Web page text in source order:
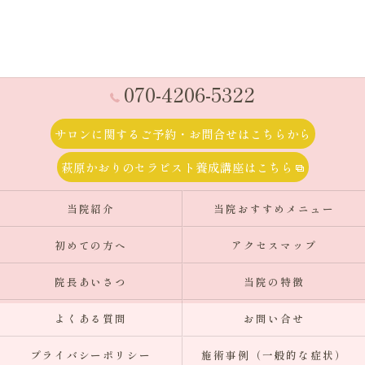
070-4206-5322
サロンに関するご予約・お問合せはこちらから
萩原かおりのセラピスト養成講座はこちら
当院紹介 当院おすすめメニュー
初めての方へ アクセスマップ
院長あいさつ 当院の特徴
よくある質問 お問い合せ
プライバシーポリシー 施術事例（一般的な症状）